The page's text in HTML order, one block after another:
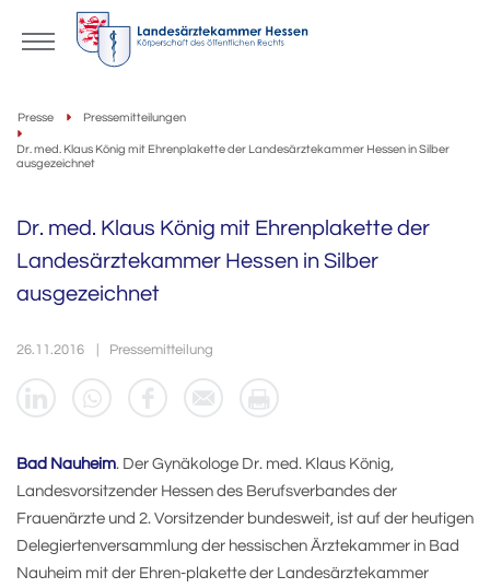
Presse Pressemitteilungen
Dr. med. Klaus König mit Ehrenplakette der Landesärztekammer Hessen in Silber
ausgezeichnet
Dr. med. Klaus König mit Ehrenplakette der
Landesärztekammer Hessen in Silber
ausgezeichnet
26.11.2016 Pressemitteilung
Bad Nauheim. Der Gynäkologe Dr. med. Klaus König,
Landesvorsitzender Hessen des Berufsverbandes der
Frauenärzte und 2. Vorsitzender bundesweit, ist auf der heutigen
Delegiertenversammlung der hessischen Ärztekammer in Bad
Nauheim mit der Ehren-plakette der Landesärztekammer